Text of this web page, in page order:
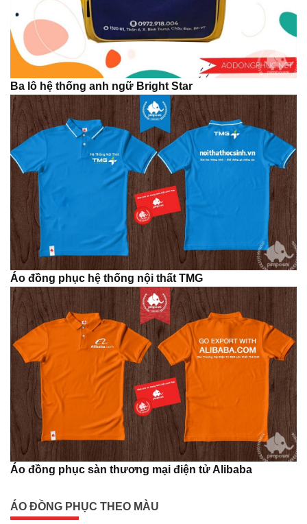
Ba lô hệ thống anh ngữ Bright Star
Áo đồng phục hệ thống nội thất TMG
Áo đồng phục sàn thương mại điện tử Alibaba
ÁO ĐỒNG PHỤC THEO MÀU